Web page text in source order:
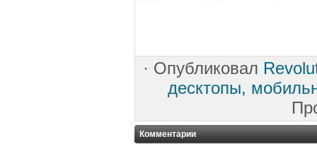
· Опубликовал
десктопы,
Комментарии